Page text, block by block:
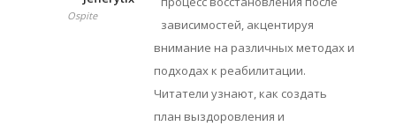
Ospite
зависимостей, акцентируя
внимание на различных методах и
подходах к реабилитации.
Читатели узнают, как создать
план выздоровления и